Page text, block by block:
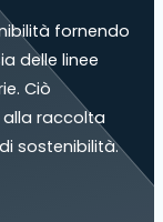
fornendo
delle linee
Ciò
raccolta
sostenibilità.